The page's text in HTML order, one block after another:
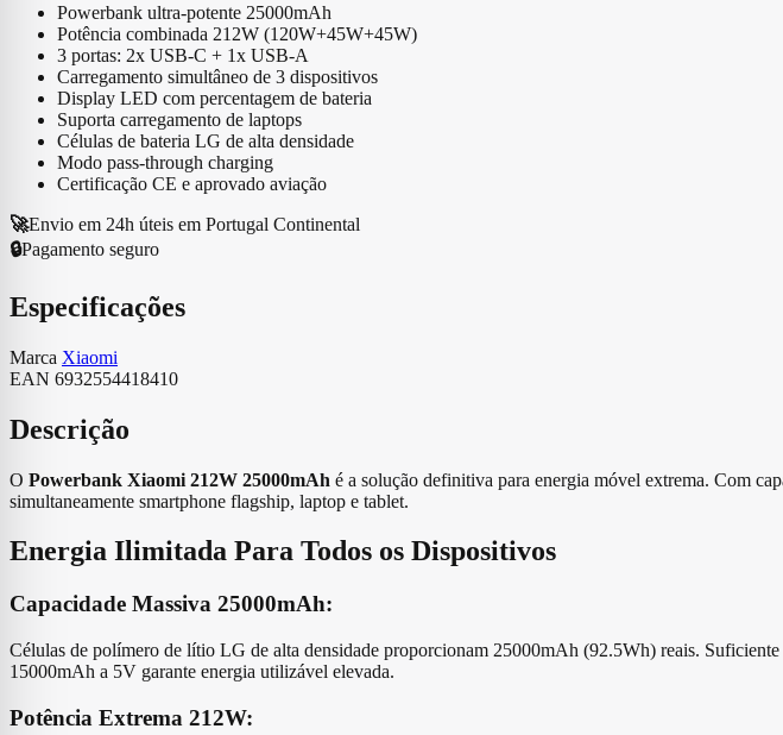
Powerbank ultra-potente 25000mAh
Potência combinada 212W (120W+45W+45W)
3 portas: 2x USB-C + 1x USB-A
Carregamento simultâneo de 3 dispositivos
Display LED com percentagem de bateria
Suporta carregamento de laptops
Células de bateria LG de alta densidade
Modo pass-through charging
Certificação CE e aprovado aviação
🚀Envio em 24h úteis em Portugal Continental
🔒Pagamento seguro
Especificações
Marca Xiaomi
EAN 6932554418410
Descrição
O Powerbank Xiaomi 212W 25000mAh é a solução definitiva para energia móvel extrema. Com
simultaneamente smartphone flagship, laptop e tablet.
Energia Ilimitada Para Todos os Dispositivos
Capacidade Massiva 25000mAh:
Células de polímero de lítio LG de alta densidade proporcionam 25000mAh (92.5Wh) reais.
15000mAh a 5V garante energia utilizável elevada.
Potência Extrema 212W: